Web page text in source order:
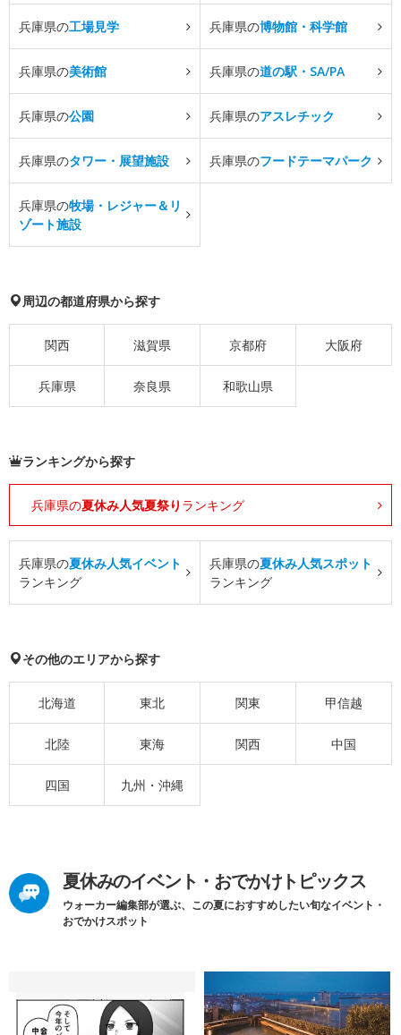
兵庫県の工場見学 兵庫県の博物館・科学館
兵庫県の美術館 兵庫県の道の駅・SA/PA
兵庫県の公園 兵庫県のアスレチック
兵庫県のタワー・展望施設 兵庫県のフードテーマパーク
兵庫県の牧場・レジャー＆リ
ゾート施設
周辺の都道府県から探す
関西 滋賀県 京都府 大阪府
兵庫県 奈良県 和歌山県
ランキングから探す
兵庫県の夏休み人気夏祭り ランキング
兵庫県の夏休み人気イベント
ランキング
兵庫県の夏休み人気スポット
ランキング
その他のエリアから探す
北海道 東北 関東 甲信越
北陸 東海 関西 中国
四国 九州・沖縄
夏休みのイベント・おでかけトピックス
ウォーカー編集部が選ぶ、この夏におすすめしたい旬なイベント・
おでかけスポット